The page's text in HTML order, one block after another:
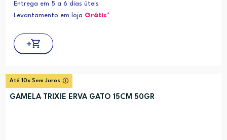
Entrega em 5 a 6 dias úteis
Levantamento em loja Grátis*
Até 10x Sem Juros
GAMELA TRIXIE ERVA GATO 15CM 50GR